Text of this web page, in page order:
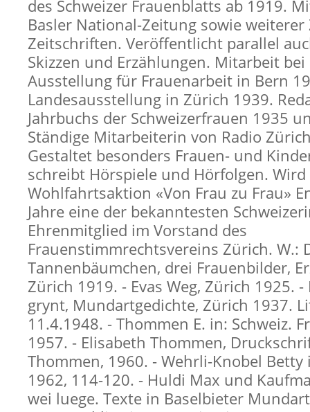
des Schweizer Frauenblatts ab 1919.
Basler National-Zeitung sowie
Zeitschriften. Veröffentlicht parallel
Skizzen und Erzählungen. Mitarbeit bei
Ausstellung für Frauenarbeit in Bern
Landesausstellung in Zürich 1939.
Jahrbuchs der Schweizerfrauen 1935
Ständige Mitarbeiterin von Radio
Gestaltet besonders Frauen- und
schreibt Hörspiele und Hörfolgen.
Wohlfahrtsaktion «Von Frau zu Frau»
Jahre eine der bekanntesten
Ehrenmitglied im Vorstand des
Frauenstimmrechtsvereins Zürich. W.:
Tannenbäumchen, drei Frauenbilder,
Zürich 1919. - Evas Weg, Zürich 1925. -
grynt, Mundartgedichte, Zürich 1937.
11.4.1948. - Thommen E. in: Schweiz.
1957. - Elisabeth Thommen,
Thommen, 1960. - Wehrli-Knobel Betty
1962, 114-120. - Huldi Max und
wei luege. Texte in Baselbieter